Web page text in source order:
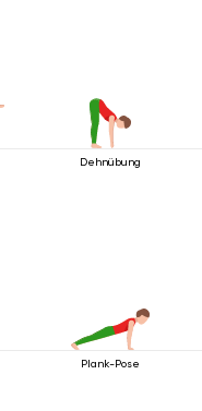
Dehnübung
Plank-Pose